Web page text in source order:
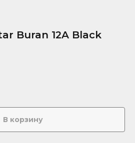
Buran 12A Black
В корзину